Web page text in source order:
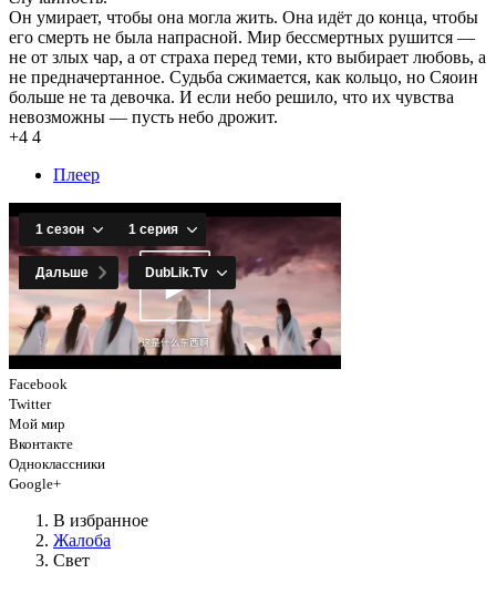
Он умирает, чтобы она могла жить. Она идёт до конца, чтобы
его смерть не была напрасной. Мир бессмертных рушится —
не от злых чар, а от страха перед теми, кто выбирает любовь, а
не предначертанное. Судьба сжимается, как кольцо, но Сяоин
больше не та девочка. И если небо решило, что их чувства
невозможны — пусть небо дрожит.
+4 4
Плеер
Facebook
Twitter
Мой мир
Вконтакте
Одноклассники
Google+
В избранное
Жалоба
Свет